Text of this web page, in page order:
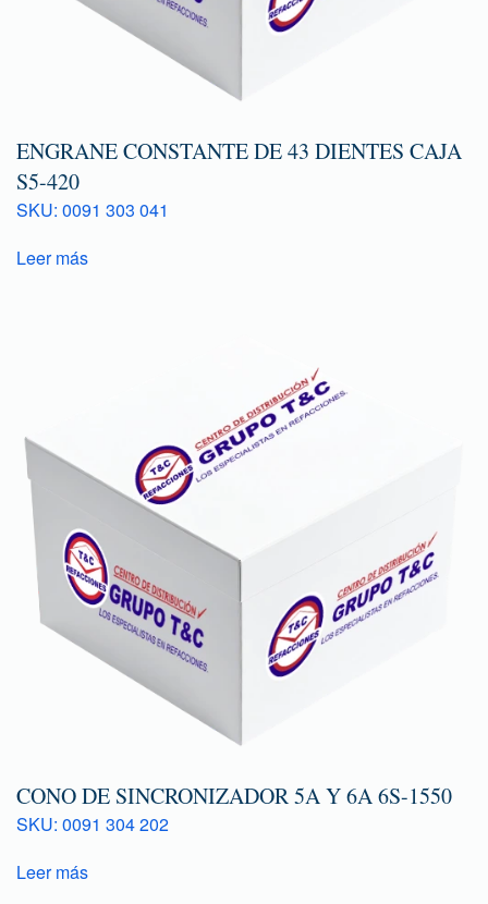
ENGRANE CONSTANTE DE 43 DIENTES CAJA
S5-420
SKU: 0091 303 041
Leer más
CONO DE SINCRONIZADOR 5A Y 6A 6S-1550
SKU: 0091 304 202
Leer más